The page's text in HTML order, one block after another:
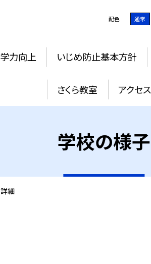
配色 通常
学力向上 いじめ防止基本方針
さくら教室 アクセス
学校の様子
詳細